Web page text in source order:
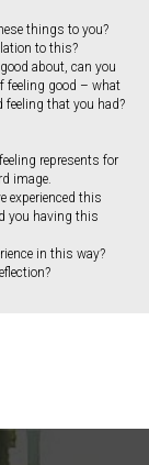
things to you?
to this?
about, can you
feeling good – what
that you had?
represents for
image.
experienced this
you having this
in this way?